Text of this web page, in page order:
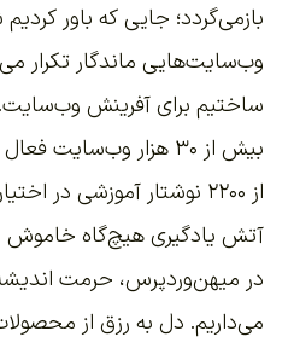
بازمی‌گردد؛ جایی که باور
وب‌سایت‌هایی ماندگار تکرار
ساختیم برای آفرینش وب‌سایت
بیش از ۳۰ هزار
از ۲۲۰۰
نوشتار آموزشی در
آتش یادگیری هیچ‌گاه خاموش
در میهن‌وردپرس، حرمت
می‌داریم. دل به رزق از